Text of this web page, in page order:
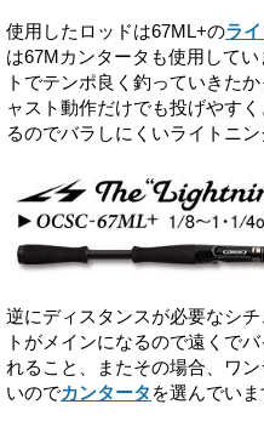
使用したロッドは67ML+のラ
は67Mカンタータも使用して
トでテンポ良く釣っていきた
ャスト動作だけでも投げやす
るのでバラしにくいライトニ
逆にディスタンスが必要なシ
トがメインになるので遠くで
れること、またその場合、ワ
いのでカンタータ を選んでいま